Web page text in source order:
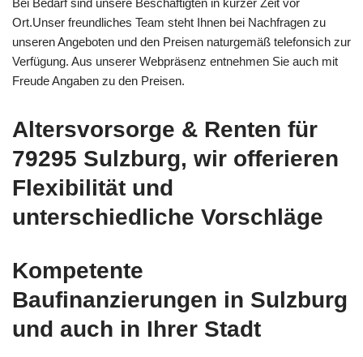
Ort.Unser freundliches Team steht Ihnen bei Nachfragen zu
unseren Angeboten und den Preisen naturgemäß telefonsich zur
Verfügung. Aus unserer Webpräsenz entnehmen Sie auch mit
Freude Angaben zu den Preisen.
Altersvorsorge & Renten für
79295 Sulzburg, wir offerieren
Flexibilität und
unterschiedliche Vorschläge
Kompetente
Baufinanzierungen in Sulzburg
und auch in Ihrer Stadt